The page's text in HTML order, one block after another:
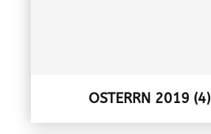
OSTERRN 2019 (4)